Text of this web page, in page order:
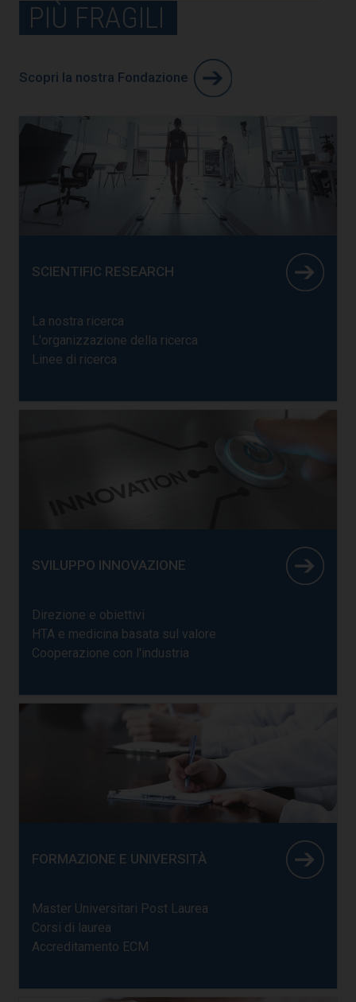
PIÙ FRAGILI
Scopri la nostra Fondazione
SCIENTIFIC RESEARCH
La nostra ricerca
L'organizzazione della ricerca
Linee di ricerca
SVILUPPO INNOVAZIONE
Direzione e obiettivi
HTA e medicina basata sul valore
Cooperazione con l'industria
FORMAZIONE E UNIVERSITÀ
Master Universitari Post Laurea
Corsi di laurea
Accreditamento ECM